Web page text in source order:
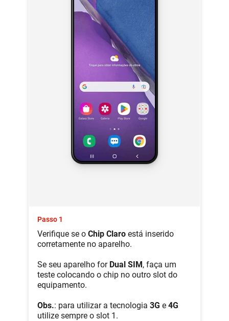
Passo 1
Verifique se o Chip Claro está inserido
corretamente no aparelho.
Se seu aparelho for Dual SIM, faça um
teste colocando o chip no outro slot do
equipamento.
Obs.: para utilizar a tecnologia 3G e 4G
utilize sempre o slot 1.